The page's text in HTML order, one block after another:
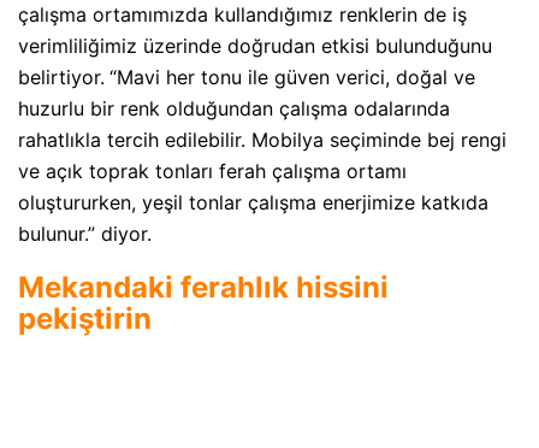
çalışma ortamımızda kullandığımız renklerin de iş
verimliliğimiz üzerinde doğrudan etkisi bulunduğunu
belirtiyor. “Mavi her tonu ile güven verici, doğal ve
huzurlu bir renk olduğundan çalışma odalarında
rahatlıkla tercih edilebilir. Mobilya seçiminde bej rengi
ve açık toprak tonları ferah çalışma ortamı
oluştururken, yeşil tonlar çalışma enerjimize katkıda
bulunur.” diyor.
Mekandaki ferahlık hissini
pekiştirin